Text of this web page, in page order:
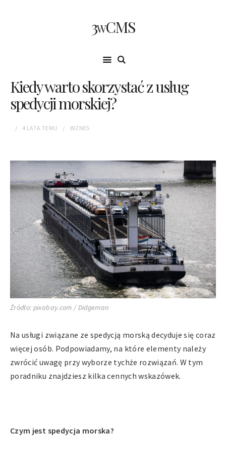
3wCMS
Kiedy warto skorzystać z usług
spedycji morskiej?
4 LATA TEMU BIZNES
Źródło: pixabay.com / Didgeman
Na usługi związane ze spedycją morską decyduje się coraz
więcej osób. Podpowiadamy, na które elementy należy
zwrócić uwagę przy wyborze tychże rozwiązań. W tym
poradniku znajdziesz kilka cennych wskazówek.
Czym jest spedycja morska?